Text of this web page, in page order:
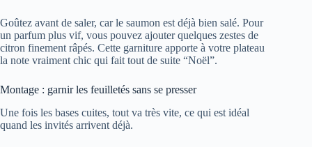
Goûtez avant de saler, car le saumon est déjà bien salé. Pour
un parfum plus vif, vous pouvez ajouter quelques zestes de
citron finement râpés. Cette garniture apporte à votre plateau
la note vraiment chic qui fait tout de suite “Noël”.
Montage : garnir les feuilletés sans se presser
Une fois les bases cuites, tout va très vite, ce qui est idéal
quand les invités arrivent déjà.